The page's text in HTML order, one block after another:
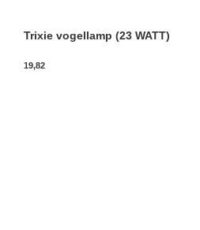
Trixie vogellamp (23 WATT)
19,82